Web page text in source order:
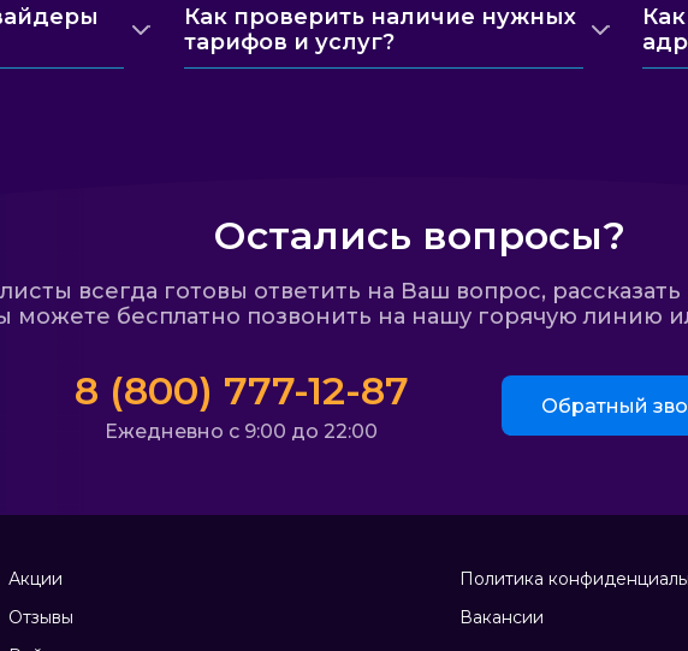
Как проверить наличие нужных
тарифов и услуг?
Остались вопросы?
всегда готовы ответить на Ваш вопрос,
можете бесплатно позвонить на нашу горячую линию
8 (800) 777-12-87
Ежедневно с 9:00 до 22:00
Обратный
Акции
Отзывы
Политика
Вакансии